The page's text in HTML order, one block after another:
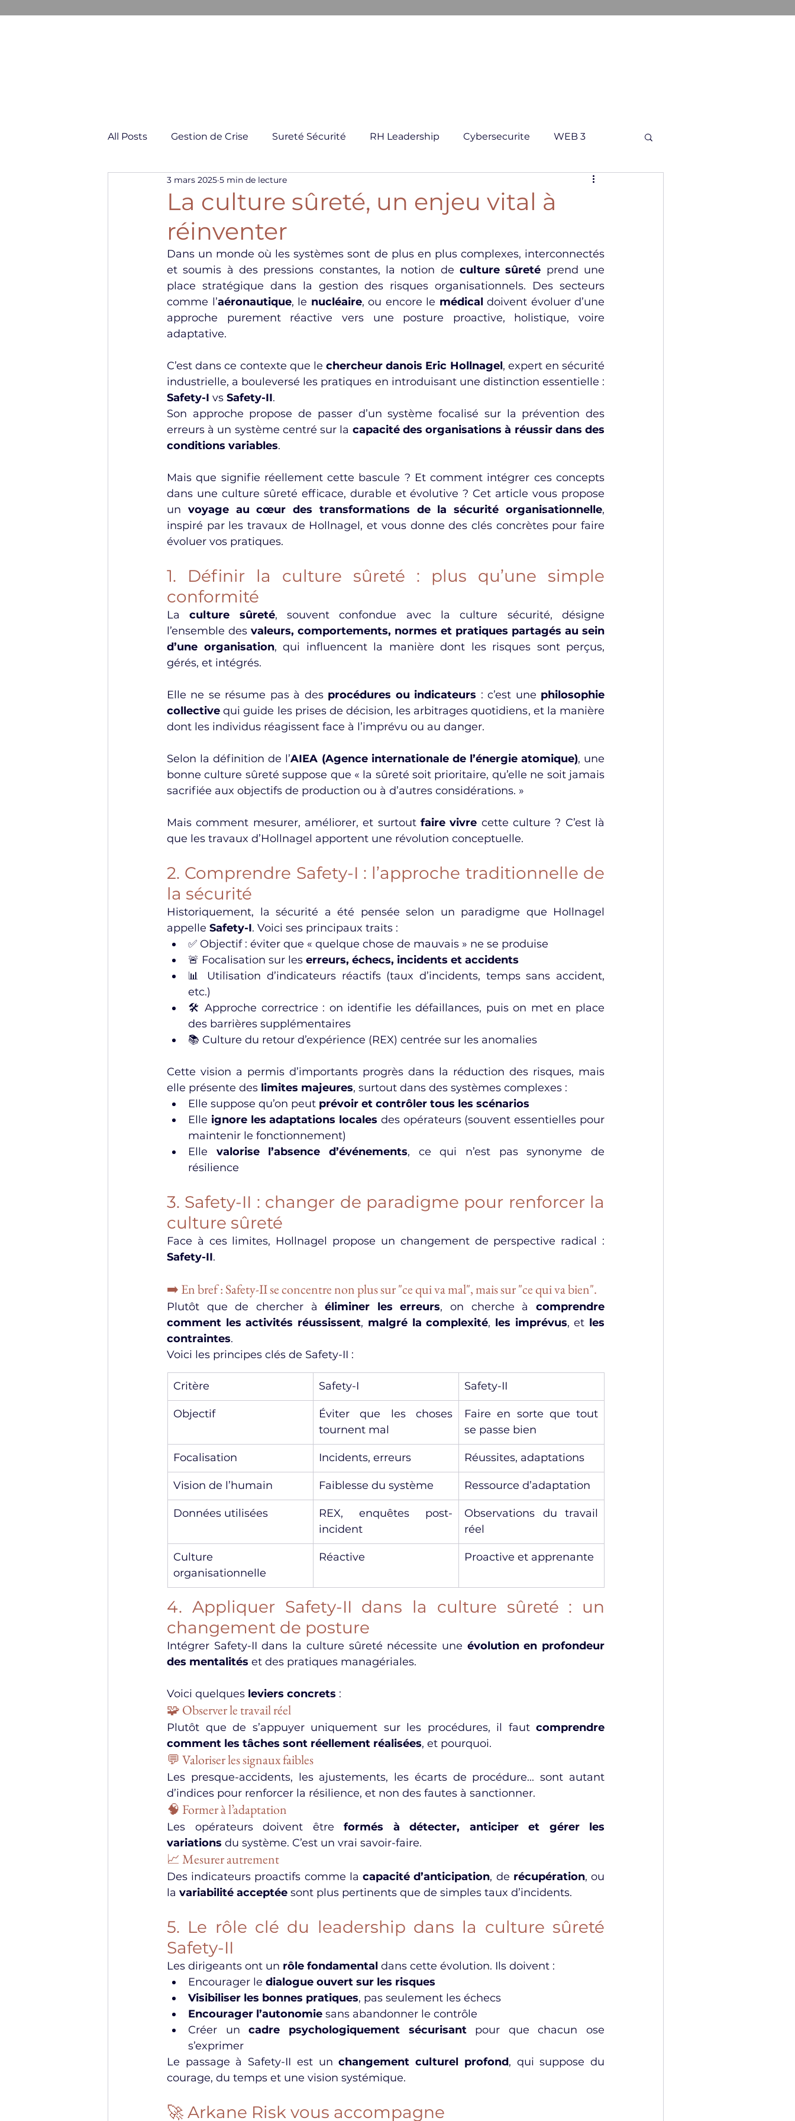
All Posts Gestion de Crise Sureté Sécurité RH Leadership Cybersecurite WEB 3
Négociation & Conflit
La culture sûreté, un enjeu vital à
réinventer
3 mars 2025 5 min de lecture
Dans un monde où les systèmes sont de plus en plus complexes, interconnectés
et soumis à des pressions constantes, la notion de culture sûreté prend une
place stratégique dans la gestion des risques organisationnels. Des secteurs
comme l’aéronautique, le nucléaire, ou encore le médical doivent évoluer d’une
approche purement réactive vers une posture proactive, holistique, voire
adaptative.
C’est dans ce contexte que le chercheur danois Eric Hollnagel, expert en sécurité
Safety-I vs Safety-II.
Son approche propose de passer d’un système focalisé sur la prévention des
erreurs à un système centré sur la capacité des organisations à réussir dans des
conditions variables.
Mais que signifie réellement cette bascule ? Et comment intégrer ces concepts
dans une culture sûreté efficace, durable et évolutive ? Cet article vous propose
un voyage au cœur des transformations de la sécurité organisationnelle,
inspiré par les travaux de Hollnagel, et vous donne des clés concrètes pour faire
évoluer vos pratiques.
1. Définir la culture sûreté : plus qu’une simple
conformité
La culture sûreté, souvent confondue avec la culture sécurité, désigne
l’ensemble des valeurs, comportements, normes et pratiques partagés au sein
d’une organisation, qui influencent la manière dont les risques sont perçus,
gérés, et intégrés.
Elle ne se résume pas à des procédures ou indicateurs : c’est une philosophie
collective qui guide les prises de décision, les arbitrages quotidiens, et la manière
dont les individus réagissent face à l’imprévu ou au danger.
Selon la définition de l’AIEA (Agence internationale de l’énergie atomique), une
bonne culture sûreté suppose que « la sûreté soit prioritaire, qu’elle ne soit jamais
sacrifiée aux objectifs de production ou à d’autres considérations. »
Mais comment mesurer, améliorer, et surtout faire vivre cette culture ? C’est là
que les travaux d’Hollnagel apportent une révolution conceptuelle.
2. Comprendre Safety-I : l’approche traditionnelle de
la sécurité
Historiquement, la sécurité a été pensée selon un paradigme que Hollnagel
appelle Safety-I. Voici ses principaux traits :
✅ Objectif : éviter que « quelque chose de mauvais » ne se produise
🚨 Focalisation sur les erreurs, échecs, incidents et accidents
📊 Utilisation d’indicateurs réactifs (taux d’incidents, temps sans accident,
etc.)
🛠 Approche correctrice : on identifie les défaillances, puis on met en place
des barrières supplémentaires
📚 Culture du retour d’expérience (REX) centrée sur les anomalies
Cette vision a permis d’importants progrès dans la réduction des risques, mais
elle présente des limites majeures, surtout dans des systèmes complexes :
Elle suppose qu’on peut prévoir et contrôler tous les scénarios
Elle ignore les adaptations locales des opérateurs (souvent essentielles pour
maintenir le fonctionnement)
Elle valorise l’absence d’événements, ce qui n’est pas synonyme de
résilience
3. Safety-II : changer de paradigme pour renforcer la
culture sûreté
Safety-II.
➡️ En bref : Safety-II se concentre non plus sur "ce qui va mal", mais sur "ce qui va bien".
Plutôt que de chercher à éliminer les erreurs, on cherche à comprendre
comment les activités réussissent, malgré la complexité, les imprévus, et les
contraintes.
Voici les principes clés de Safety-II :
Critère Safety-I Safety-II
Objectif
Éviter que les choses
tournent mal
Faire en sorte que tout
se passe bien
Focalisation Incidents, erreurs Réussites, adaptations
Vision de l’humain Faiblesse du système Ressource d’adaptation
Données utilisées
REX, enquêtes post-
incident
Observations du travail
réel
Culture
organisationnelle
Réactive Proactive et apprenante
4. Appliquer Safety-II dans la culture sûreté : un
changement de posture
Intégrer Safety-II dans la culture sûreté nécessite une évolution en profondeur
des mentalités et des pratiques managériales.
Voici quelques leviers concrets :
🧩 Observer le travail réel
Plutôt que de s’appuyer uniquement sur les procédures, il faut comprendre
comment les tâches sont réellement réalisées, et pourquoi.
💬 Valoriser les signaux faibles
Les presque-accidents, les ajustements, les écarts de procédure... sont autant
d’indices pour renforcer la résilience, et non des fautes à sanctionner.
🧠 Former à l’adaptation
Les opérateurs doivent être formés à détecter, anticiper et gérer les
variations du système. C’est un vrai savoir-faire.
📈 Mesurer autrement
Des indicateurs proactifs comme la capacité d’anticipation, de récupération, ou
la variabilité acceptée sont plus pertinents que de simples taux d’incidents.
5. Le rôle clé du leadership dans la culture sûreté
Safety-II
Les dirigeants ont un rôle fondamental dans cette évolution. Ils doivent :
Encourager le dialogue ouvert sur les risques
Visibiliser les bonnes pratiques, pas seulement les échecs
Encourager l’autonomie sans abandonner le contrôle
Créer un cadre psychologiquement sécurisant pour que chacun ose
s’exprimer
Le passage à Safety-II est un changement culturel profond, qui suppose du
courage, du temps et une vision systémique.
🚀 Arkane Risk vous accompagne